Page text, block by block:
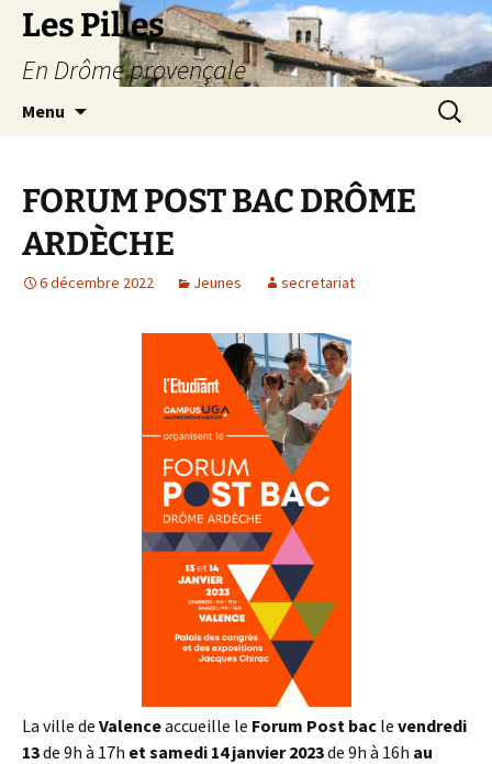
Les Pilles
En Drôme provençale
Menu
FORUM POST BAC DRÔME
ARDÈCHE
6 décembre 2022 Jeunes secretariat
La ville de Valenceaccueille le Forum Post bac le vendredi
13de 9h à 17h et samedi 14 janvier 2023de 9h à 16h au